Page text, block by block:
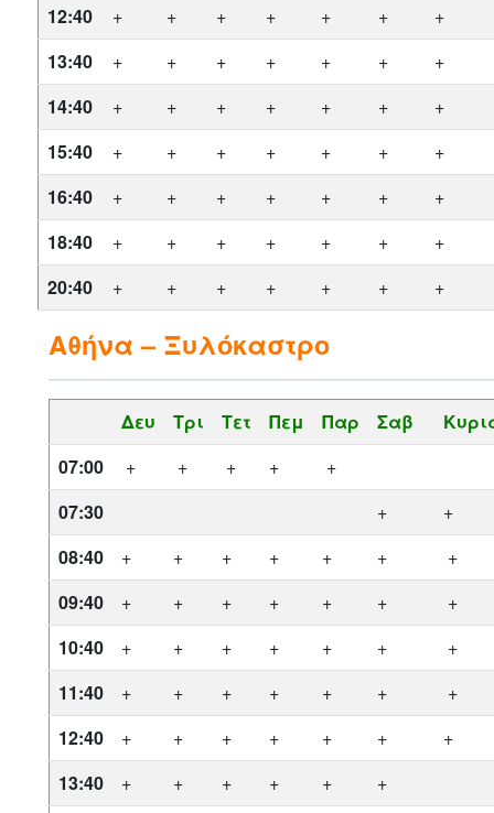
12:40
+ + + + + +
+
13:40
+ + + + + +
+
14:40
+ + + + + +
+
15:40
+ + + + + +
+
16:40
+ + + + + +
+
18:40
+ + + + + +
+
20:40
+ + + + + + +
Αθήνα – Ξυλόκαστρο
Δευ Τρι Τετ Πεμ Παρ Σαβ
07:00
+ + + +
+
07:30
+
+
08:40
+ + + + + +
+
09:40
+ + + + + +
+
10:40
+ + + + + +
+
11:40
+ + + + + +
+
12:40
+ + + + + +
+
13:40
+ + + + +
+